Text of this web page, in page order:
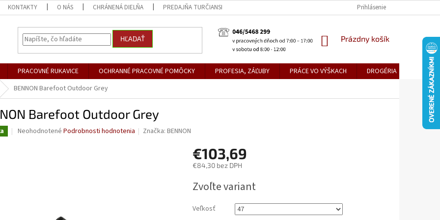
KONTAKTY O NÁS CHRÁNENÁ DIELŇA PREDAJŇA TURČIANSKE TEPLICE DOPRAVA A PLATBY
Prihlásenie
HĽADAŤ
NÁKUPNÝ
Prázdny košík
PRACOVNÉ RUKAVICE OCHRANNÉ PRACOVNÉ POMÔCKY PROFESIA, ZÁĽUBY PRÁCE VO VÝŠKACH DROGÉRIA
BENNON Barefoot Outdoor Grey
Barefoot Outdoor Grey
Priemerné
Neohodnotené Podrobnosti hodnotenia Značka:BENNON
€103,69
€84,30 bez DPH
cena:
Zvoľte variant
Veľkosť